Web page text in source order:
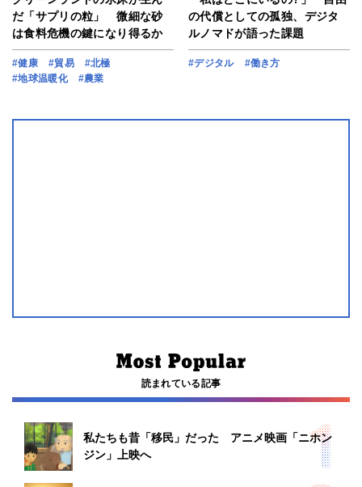
だ「サプリの粒」 微細な砂
は食料危機の鍵になり得るか
#健康 #貿易
#北極
#地球温暖化
#農業
の代償としての孤独、デジタ
ルノマドが語った課題
#デジタル #働き方
読まれている記事
私たちも昔「移民」だった アニメ映画「ニホン
ジン」上映へ